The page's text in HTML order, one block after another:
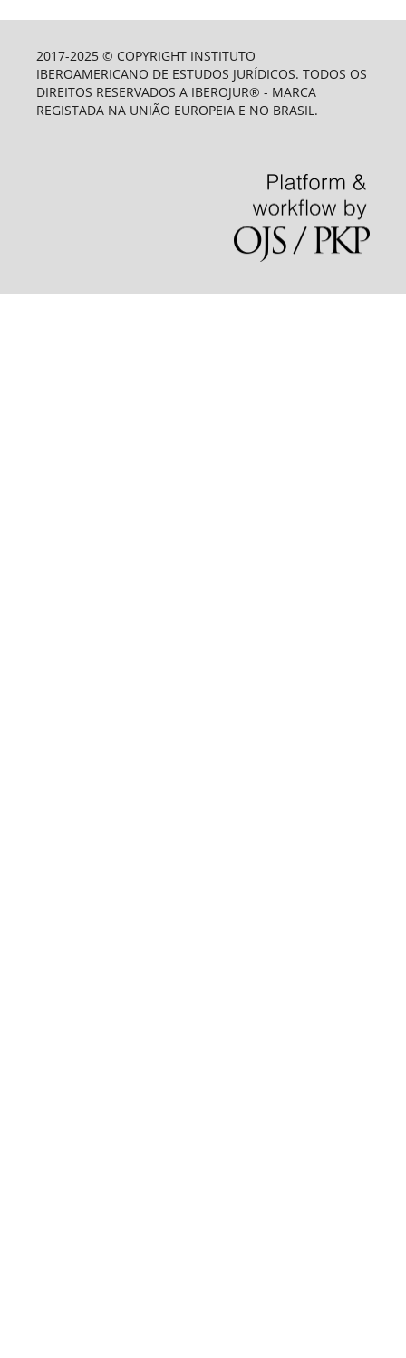
2017-2025 © COPYRIGHT INSTITUTO
IBEROAMERICANO DE ESTUDOS JURÍDICOS. TODOS OS
DIREITOS RESERVADOS A IBEROJUR® - MARCA
REGISTADA NA UNIÃO EUROPEIA E NO BRASIL.